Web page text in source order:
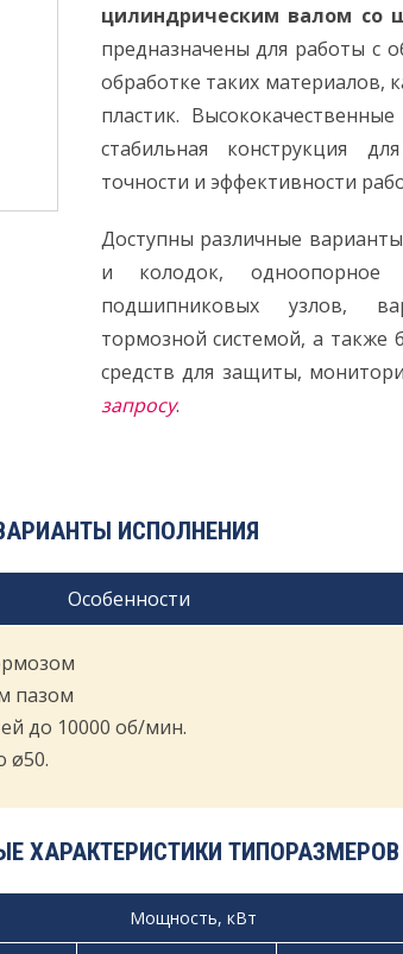
цилиндрическим валом со
предназначены для работы с
обработке таких материалов,
пластик.
стабильная конструкция
точности и эффективности
Доступны различные
и колодок, одноопорное
подшипниковых узлов,
тормозной системой, а также
средств для защиты,
запросу.
ИСПОЛНЕНИЯ
Особенности
пазом
до 10000 об/мин.
ø50.
ХАРАКТЕРИСТИКИ ТИПОРАЗМЕРОВ
Мощность, кВт